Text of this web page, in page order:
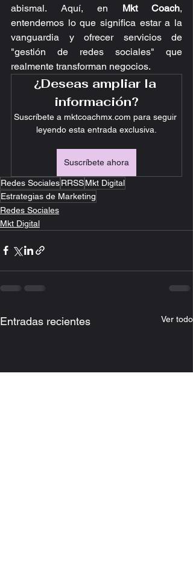
abismal. Aquí, en Mkt Coach,
entendemos lo que significa estar a la
vanguardia y ofrecer servicios de
"gestión de redes sociales" que
realmente transforman negocios.
¿Deseas ampliar la
información?
Suscríbete a mktcoachmx.com para seguir
leyendo esta entrada exclusiva.
Suscríbete ahora
Redes SocialesRRSSMkt Digital
Estrategias de Marketing
Redes Sociales
Mkt Digital
Entradas recientes Ver todo